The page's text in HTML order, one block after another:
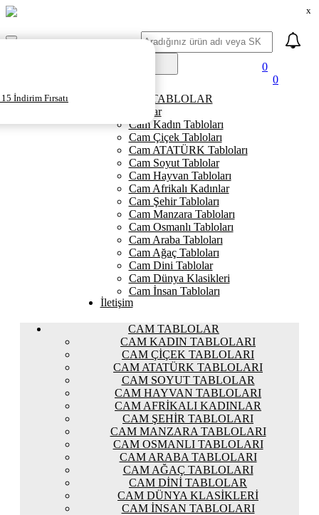
x
Mobil
Ara
İndirim Fırsatı
0
0
KANVAS TABLOLAR
Cam Tablolar
Cam Kadın Tabloları
Cam Çiçek Tabloları
Cam ATATÜRK Tabloları
Cam Soyut Tablolar
Cam Hayvan Tabloları
Cam Afrikalı Kadınlar
Cam Şehir Tabloları
Cam Manzara Tabloları
Cam Osmanlı Tabloları
Cam Araba Tabloları
Cam Ağaç Tabloları
Cam Dini Tablolar
Cam Dünya Klasikleri
Cam İnsan Tabloları
İletişim
CAM TABLOLAR
CAM KADIN TABLOLARI
CAM ÇIÇEK TABLOLARI
CAM ATATÜRK TABLOLARI
CAM SOYUT TABLOLAR
CAM HAYVAN TABLOLARI
CAM AFRIKALI KADINLAR
CAM ŞEHIR TABLOLARI
CAM MANZARA TABLOLARI
CAM OSMANLI TABLOLARI
CAM ARABA TABLOLARI
CAM AĞAÇ TABLOLARI
CAM DINI TABLOLAR
CAM DÜNYA KLASIKLERI
CAM İNSAN TABLOLARI